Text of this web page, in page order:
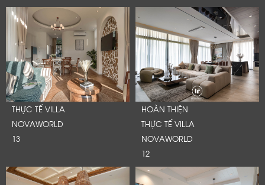
THỰC TẾ VILLA
NOVAWORLD
13
HOÀN THIỆN
THỰC TẾ VILLA
NOVAWORLD
12